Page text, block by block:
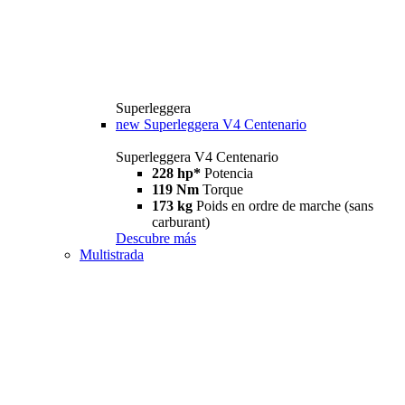
Superleggera
new Superleggera V4 Centenario
Superleggera V4 Centenario
228 hp* Potencia
119 Nm Torque
173 kg Poids en ordre de marche (sans
carburant)
Descubre más
Multistrada